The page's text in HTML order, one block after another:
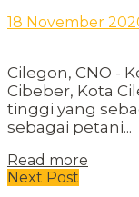
18 November
Cilegon, CNO -
Cibeber, Kota
tinggi yang
sebagai petani...
Read more
Next Post